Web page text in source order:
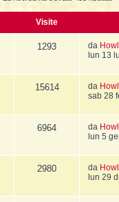
Visite
1293 da
lun 13
15614 da
sab 28
6964 da
lun 5
2980 da
lun 29